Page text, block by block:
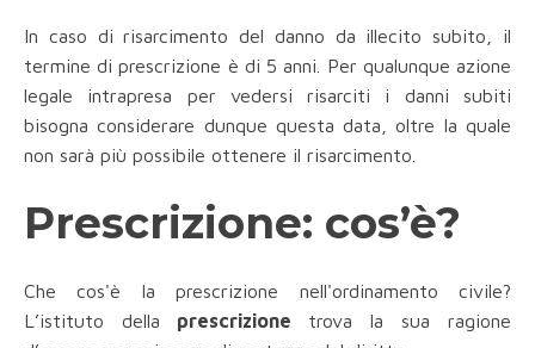
In caso di risarcimento del danno da illecito subito, il
termine di prescrizione è di 5 anni. Per qualunque azione
legale intrapresa per vedersi risarciti i danni subiti
bisogna considerare dunque questa data, oltre la quale
non sarà più possibile ottenere il risarcimento.
Prescrizione: cos’è?
Che cos'è la prescrizione nell'ordinamento civile?
L’istituto della prescrizione trova la sua ragione